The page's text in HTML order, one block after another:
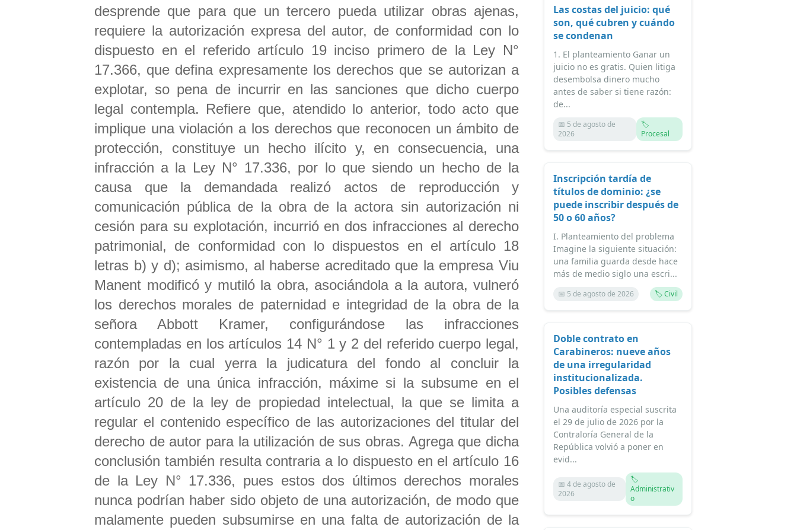
desprende que para que un tercero pueda utilizar obras ajenas,
requiere la autorización expresa del autor, de conformidad con lo
dispuesto en el referido artículo 19 inciso primero de la Ley N°
17.366, que defina expresamente los derechos que se autorizan a
explotar, so pena de incurrir en las sanciones que dicho cuerpo
legal contempla. Refiere que, atendido lo anterior, todo acto que
implique una violación a los derechos que reconocen un ámbito de
protección, constituye un hecho ilícito y, en consecuencia, una
infracción a la Ley N° 17.336, por lo que siendo un hecho de la
causa que la demandada realizó actos de reproducción y
comunicación pública de la obra de la actora sin autorización ni
cesión para su explotación, incurrió en dos infracciones al derecho
patrimonial, de conformidad con lo dispuestos en el artículo 18
letras b) y d); asimismo, al haberse acreditado que la empresa Viu
Manent modificó y mutiló la obra, asociándola a la autora, vulneró
los derechos morales de paternidad e integridad de la obra de la
señora Abbott Kramer, configurándose las infracciones
contempladas en los artículos 14 N° 1 y 2 del referido cuerpo legal,
razón por la cual yerra la judicatura del fondo al concluir la
existencia de una única infracción, máxime si la subsume en el
artículo 20 de la ley de propiedad intelectual, la que se limita a
regular el contenido específico de las autorizaciones del titular del
derecho de autor para la utilización de sus obras. Agrega que dicha
conclusión también resulta contraria a lo dispuesto en el artículo 16
de la Ley N° 17.336, pues estos dos últimos derechos morales
nunca podrían haber sido objeto de una autorización, de modo que
malamente pueden subsumirse en una falta de autorización de la
Las costas del juicio: qué
son, qué cubren y cuándo
se condenan
1. El planteamiento Ganar un
juicio no es gratis. Quien litiga
desembolsa dinero mucho
antes de saber si tiene razón:
de...
📅 5 de agosto de
2026
🏷️
Procesal
Inscripción tardía de
títulos de dominio: ¿se
puede inscribir después de
50 o 60 años?
I. Planteamiento del problema
Imagine la siguiente situación:
una familia guarda desde hace
más de medio siglo una escri...
📅 5 de agosto de 2026 🏷️ Civil
Doble contrato en
Carabineros: nueve años
de una irregularidad
institucionalizada.
Posibles defensas
Una auditoría especial suscrita
el 29 de julio de 2026 por la
Contraloría General de la
República volvió a poner en
evid...
📅 4 de agosto de
2026
🏷️
Administrativ
o